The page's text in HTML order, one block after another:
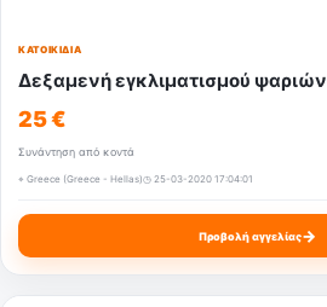
ΚΑΤΟΙΚΊΔΙΑ
Δεξαμενή εγκλιματισμού ψαριών
25 €
Συνάντηση από κοντά
⌖ Greece (Greece - Hellas)◷ 25-03-2020 17:04:01
Προβολή αγγελίας→